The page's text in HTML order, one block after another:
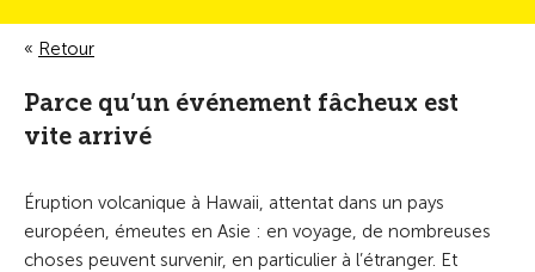
Retour
Parce qu’un événement fâcheux est
vite arrivé
Éruption volcanique à Hawaii, attentat dans un pays
européen, émeutes en Asie : en voyage, de nombreuses
choses peuvent survenir, en particulier à l’étranger. Et